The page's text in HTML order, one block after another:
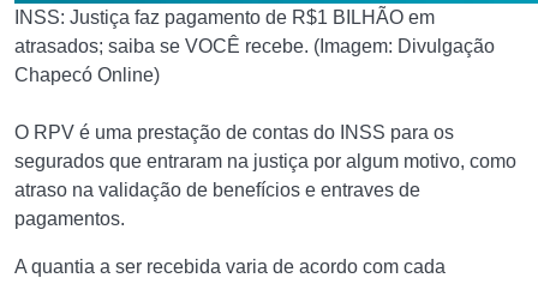
INSS: Justiça faz pagamento de R$1 BILHÃO em
atrasados; saiba se VOCÊ recebe. (Imagem: Divulgação
Chapecó Online)
O RPV é uma prestação de contas do INSS para os
segurados que entraram na justiça por algum motivo, como
atraso na validação de benefícios e entraves de
pagamentos.
A quantia a ser recebida varia de acordo com cada